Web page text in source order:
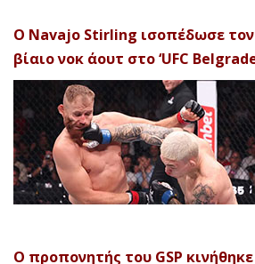
Ο Navajo Stirling ισοπέδωσε τον
βίαιο νοκ άουτ στο ‘UFC
Ο προπονητής του GSP